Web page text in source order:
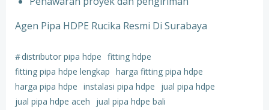
Agen Pipa HDPE Rucika Resmi Di Surabaya
#distributor pipa hdpe fitting hdpe
fitting pipa hdpe lengkap harga fitting pipa hdpe
harga pipa hdpe instalasi pipa hdpe
jual pipa hdpe
jual pipa hdpe aceh
jual pipa hdpe bali